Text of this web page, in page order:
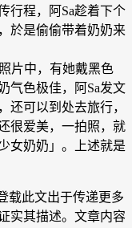
行程，阿Sa趁着下个
於是偷偷带着奶奶来
片中，有她戴黑色
气色极佳，阿Sa发文
还可以到处去旅行，
很爱美，一拍照，就
女奶奶」。上述就是
载此文出于传递更多
实其描述。文章内容